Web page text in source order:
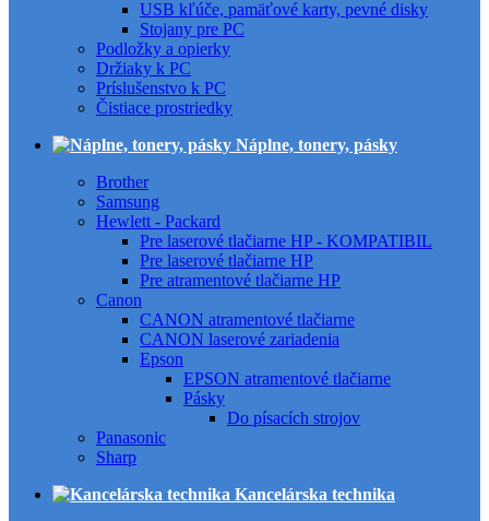
USB kľúče, pamäťové karty, pevné disky
Stojany pre PC
Podložky a opierky
Držiaky k PC
Príslušenstvo k PC
Čistiace prostriedky
Náplne, tonery, pásky
Brother
Samsung
Hewlett - Packard
Pre laserové tlačiarne HP - KOMPATIBIL
Pre laserové tlačiarne HP
Pre atramentové tlačiarne HP
Canon
CANON atramentové tlačiarne
CANON laserové zariadenia
Epson
EPSON atramentové tlačiarne
Pásky
Do písacích strojov
Panasonic
Sharp
Kancelárska technika